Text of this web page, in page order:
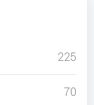
225
70